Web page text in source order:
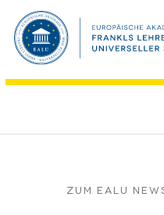
Dateigröße:
Zum EALU